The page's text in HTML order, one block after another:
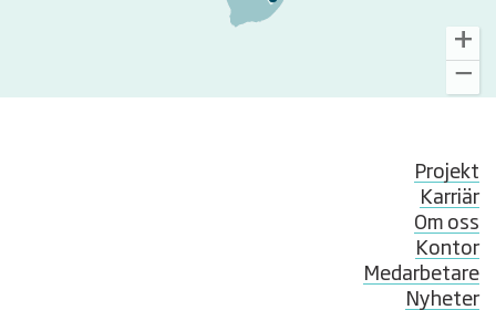
Projekt
Karriär
Om oss
Kontor
Medarbetare
Nyheter